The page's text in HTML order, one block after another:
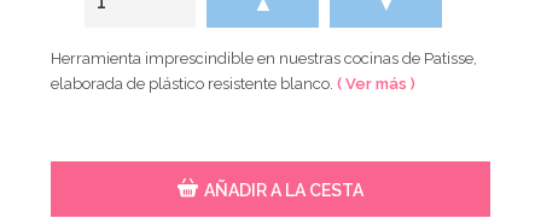
Herramienta imprescindible en nuestras cocinas de Patisse,
elaborada de plástico resistente blanco.( Ver más )
AÑADIR A LA CESTA